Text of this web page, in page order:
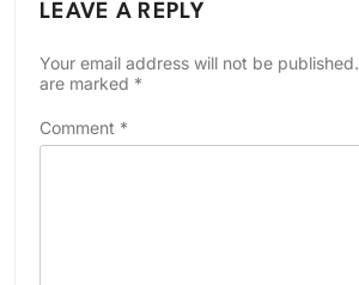
LEAVE A REPLY
Your email address will not be published.
are marked *
Comment *